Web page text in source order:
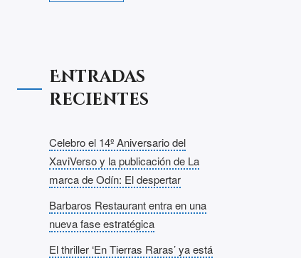
Entradas
recientes
Celebro el 14º Aniversario del
XaviVerso y la publicación de La
marca de Odín: El despertar
Barbaros Restaurant entra en una
nueva fase estratégica
El thriller ‘En Tierras Raras’ ya está